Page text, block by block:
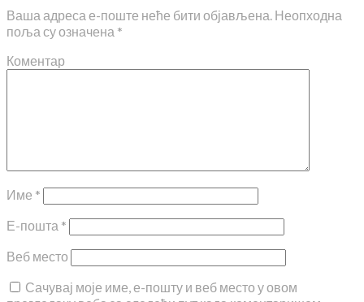
Ваша адреса е-поште неће бити објављена. Неопходна
поља су означена *
Коментар
Име *
Е-пошта *
Веб место
Сачувај моје име, е-пошту и веб место у овом